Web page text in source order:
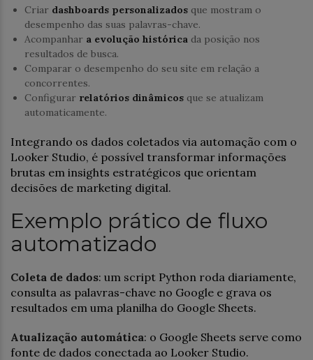
Criar dashboards personalizados que mostram o
desempenho das suas palavras-chave.
Acompanhar a evolução histórica da posição nos
resultados de busca.
Comparar o desempenho do seu site em relação a
concorrentes.
Configurar relatórios dinâmicos que se atualizam
automaticamente.
Integrando os dados coletados via automação com o
Looker Studio, é possível transformar informações
brutas em insights estratégicos que orientam
decisões de marketing digital.
Exemplo prático de fluxo
automatizado
Coleta de dados: um script Python roda diariamente,
consulta as palavras-chave no Google e grava os
resultados em uma planilha do Google Sheets.
Atualização automática: o Google Sheets serve como
fonte de dados conectada ao Looker Studio.